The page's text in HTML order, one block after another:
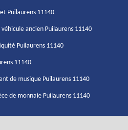
Puilaurens 11140
ancien Puilaurens 11140
Puilaurens 11140
11140
de musique Puilaurens 11140
de monnaie Puilaurens 11140